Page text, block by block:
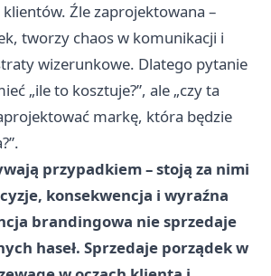
Źle zaprojektowana –
tworzy chaos w komunikacji i
wizerunkowe. Dlatego pytanie
„ile to kosztuje?”, ale „czy ta
markę, która będzie
przypadkiem – stoją za nimi
konsekwencja i wyraźna
brandingowa nie sprzedaje
haseł. Sprzedaje porządek w